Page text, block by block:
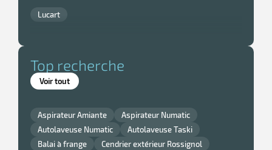
Lucart
Top recherche
Voir tout
Aspirateur Amiante
Aspirateur Numatic
Autolaveuse Numatic
Autolaveuse Taski
Balai à frange
Cendrier extérieur Rossignol